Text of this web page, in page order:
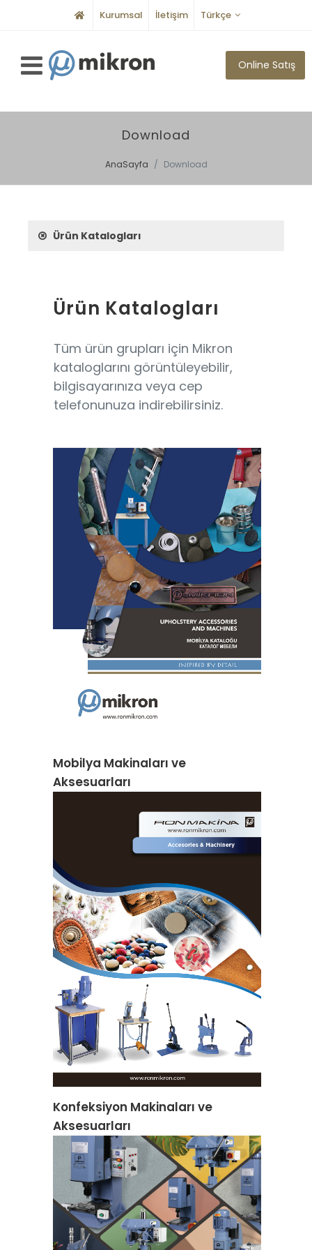
Kurumsal İletişim Türkçe
Online Satış
Download
AnaSayfa Download
Ürün Katalogları
Ürün Katalogları
Tüm ürün grupları için Mikron
kataloglarını görüntüleyebilir,
bilgisayarınıza veya cep
telefonunuza indirebilirsiniz.
Mobilya Makinaları ve
Aksesuarları
Konfeksiyon Makinaları ve
Aksesuarları